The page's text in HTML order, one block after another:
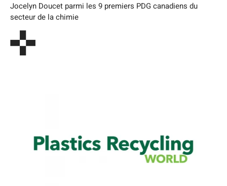
Jocelyn Doucet parmi les 9 premiers PDG canadiens du
secteur de la chimie